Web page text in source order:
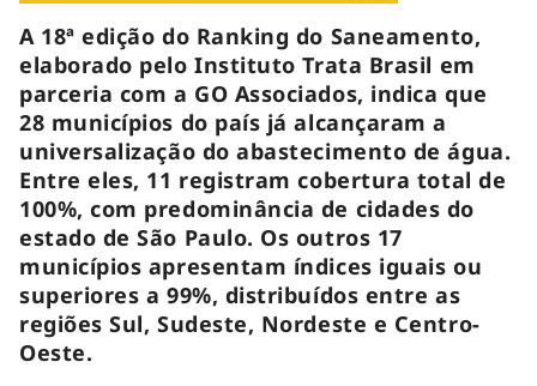
A 18ª edição do Ranking do Saneamento,
elaborado pelo Instituto Trata Brasil em
parceria com a GO Associados, indica que
28 municípios do país já alcançaram a
universalização do abastecimento de água.
Entre eles, 11 registram cobertura total de
100%, com predominância de cidades do
estado de São Paulo. Os outros 17
municípios apresentam índices iguais ou
superiores a 99%, distribuídos entre as
regiões Sul, Sudeste, Nordeste e Centro-
Oeste.